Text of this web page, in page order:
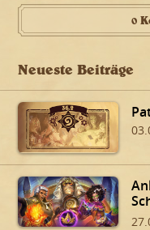
0
Neueste Beiträge